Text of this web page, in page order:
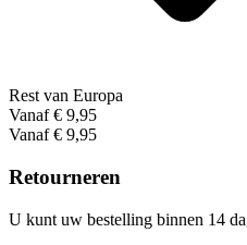
Rest van Europa
Vanaf € 9,95
Vanaf € 9,95
Retourneren
U kunt uw bestelling binnen 14